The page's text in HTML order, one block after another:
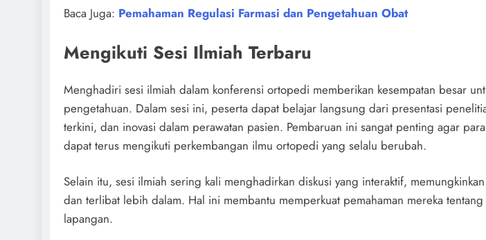
Baca Juga: Pemahaman Regulasi Farmasi dan Pengetahuan Obat
Mengikuti Sesi Ilmiah Terbaru
Menghadiri sesi ilmiah dalam konferensi ortopedi memberikan kesempatan besar
pengetahuan. Dalam sesi ini, peserta dapat belajar langsung dari presentasi
terkini, dan inovasi dalam perawatan pasien. Pembaruan ini sangat penting agar
dapat terus mengikuti perkembangan ilmu ortopedi yang selalu berubah.
Selain itu, sesi ilmiah sering kali menghadirkan diskusi yang interaktif,
dan terlibat lebih dalam. Hal ini membantu memperkuat pemahaman mereka
lapangan.